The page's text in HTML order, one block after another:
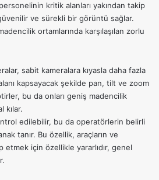
kritik alanları yakından takip
ve sürekli bir görüntü sağlar.
ortamlarında karşılaşılan zorlu
sabit kameralara kıyasla daha fazla
kapsayacak şekilde pan, tilt ve zoom
bu da onları geniş madencilik
kılar.
edilebilir, bu da operatörlerin belirli
tanır. Bu özellik, araçların ve
için özellikle yararlıdır, genel